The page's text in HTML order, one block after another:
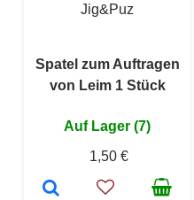
Jig&Puz
Spatel zum Auftragen
von Leim 1 Stück
Auf Lager (7)
1,50 €